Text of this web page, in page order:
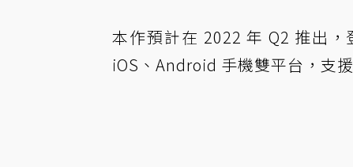
本作預計在 2022 年 Q2 推出
iOS、Android 手機雙平台，支